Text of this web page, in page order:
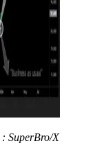
SuperBro/X